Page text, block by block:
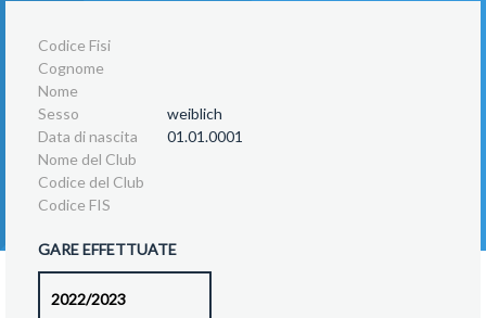
Codice Fisi
Cognome
Nome
Sesso
weiblich
Data di nascita
01.01.0001
Nome del Club
Codice del Club
Codice FIS
GARE EFFETTUATE